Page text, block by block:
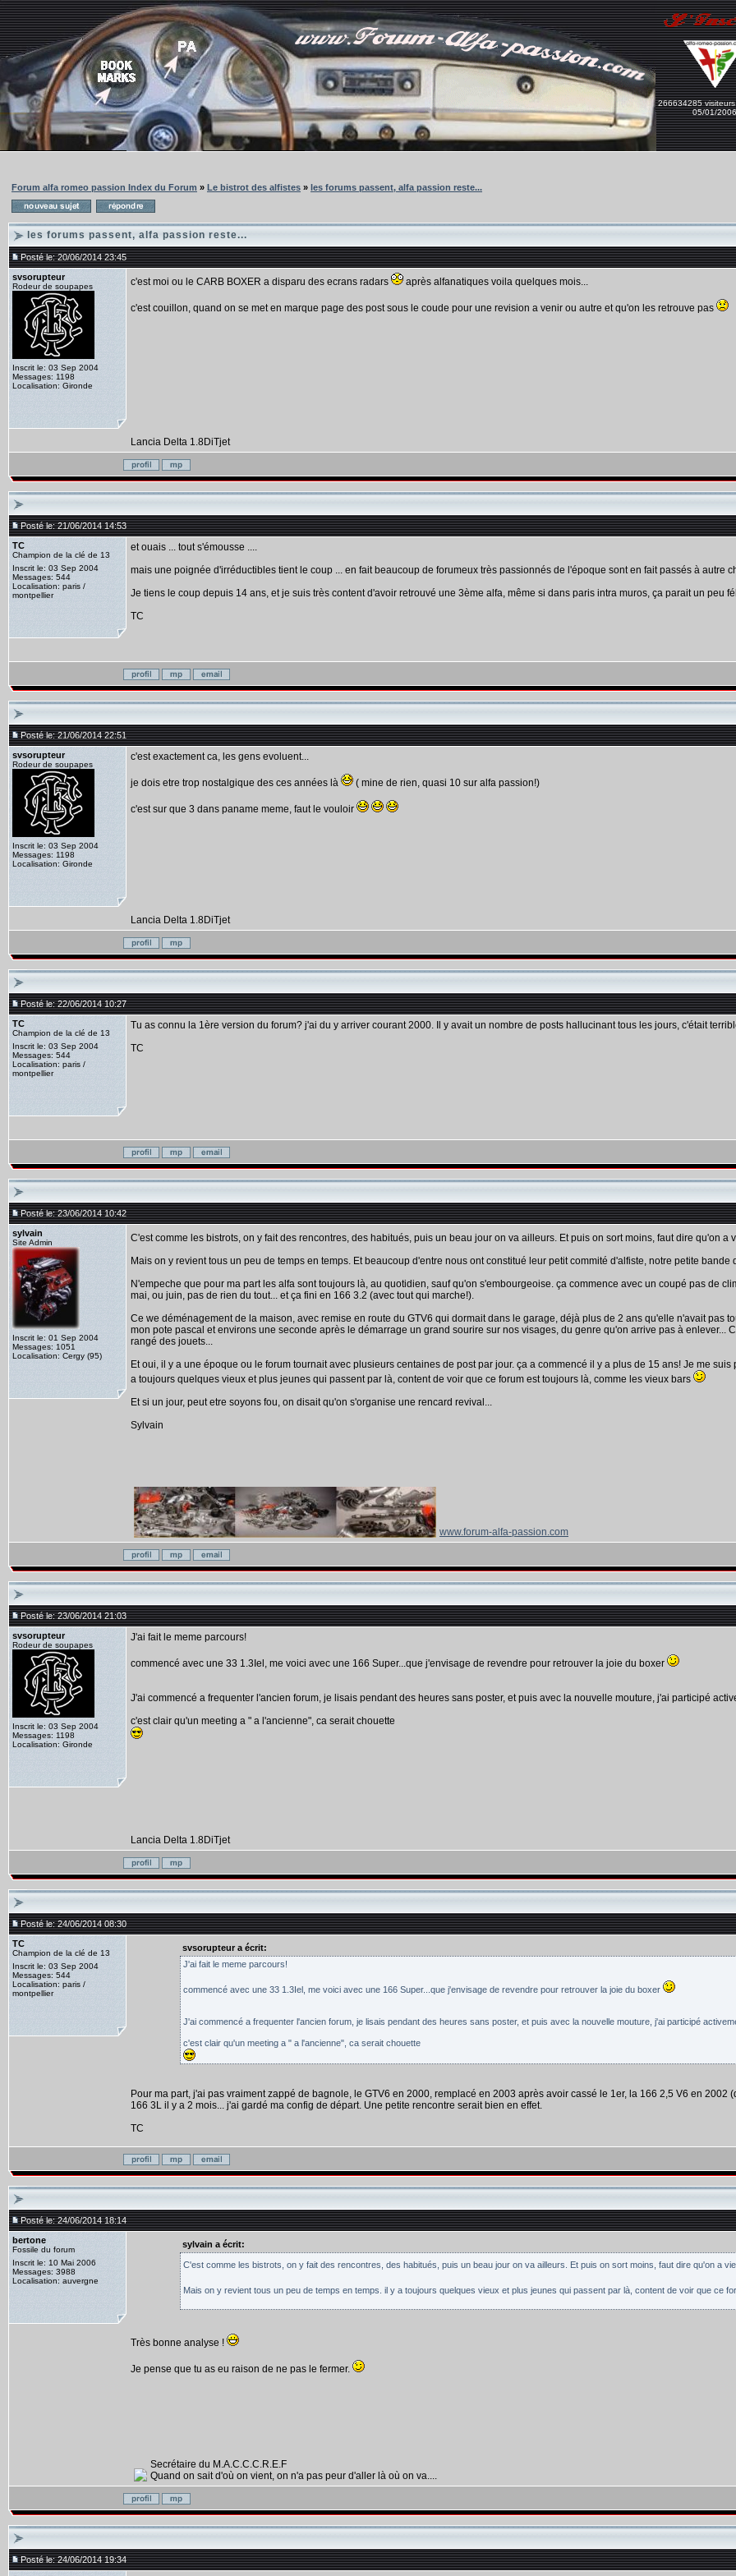
266634285
05/01/2006
Forum alfa romeo passion Index du Forum » Le bistrot des alfistes » les forums passent, alfa passion reste...
les forums passent, alfa passion reste...
Posté le: 20/06/2014 23:45
svsorupteur
Rodeur de soupapes
Inscrit le: 03 Sep 2004
Messages: 1198
Localisation: Gironde
c'est moi ou le CARB BOXER a disparu des ecrans radars après alfanatiques voila quelques mois...
c'est couillon, quand on se met en marque page des post sous le coude pour une revision a venir ou autre et qu'on les retrouve pas
Lancia Delta 1.8DiTjet
Posté le: 21/06/2014 14:53
TC
Champion de la clé de 13
Inscrit le: 03 Sep 2004
Messages: 544
Localisation: paris /
montpellier
et ouais ... tout s'émousse ....
mais une poignée d'irréductibles tient le coup ... en fait beaucoup de forumeux très passionnés de l'époque sont en fait passés à autre
Je tiens le coup depuis 14 ans, et je suis très content d'avoir retrouvé une 3ème alfa, même si dans paris intra muros, ça parait un peu
TC
Posté le: 21/06/2014 22:51
svsorupteur
Rodeur de soupapes
Inscrit le: 03 Sep 2004
Messages: 1198
Localisation: Gironde
c'est exactement ca, les gens evoluent...
je dois etre trop nostalgique des ces années là ( mine de rien, quasi 10 sur alfa passion!)
c'est sur que 3 dans paname meme, faut le vouloir
Lancia Delta 1.8DiTjet
Posté le: 22/06/2014 10:27
TC
Champion de la clé de 13
Inscrit le: 03 Sep 2004
Messages: 544
Localisation: paris /
montpellier
Tu as connu la 1ère version du forum? j'ai du y arriver courant 2000. Il y avait un nombre de posts hallucinant tous les jours, c'était
TC
Posté le: 23/06/2014 10:42
sylvain
Site Admin
Inscrit le: 01 Sep 2004
Messages: 1051
Localisation: Cergy (95)
C'est comme les bistrots, on y fait des rencontres, des habitués, puis un beau jour on va ailleurs. Et puis on sort moins, faut dire qu'on a
Mais on y revient tous un peu de temps en temps. Et beaucoup d'entre nous ont constitué leur petit commité d'alfiste, notre petite bande
N'empeche que pour ma part les alfa sont toujours là, au quotidien, sauf qu'on s'embourgeoise. ça commence avec un coupé pas de
mai, ou juin, pas de rien du tout... et ça fini en 166 3.2 (avec tout qui marche!).
Ce we déménagement de la maison, avec remise en route du GTV6 qui dormait dans le garage, déjà plus de 2 ans qu'elle n'avait pas
mon pote pascal et environs une seconde après le démarrage un grand sourire sur nos visages, du genre qu'on arrive pas à
rangé des jouets...
Et oui, il y a une époque ou le forum tournait avec plusieurs centaines de post par jour. ça a commencé il y a plus de 15 ans! Je me
a toujours quelques vieux et plus jeunes qui passent par là, content de voir que ce forum est toujours là, comme les vieux bars
Et si un jour, peut etre soyons fou, on disait qu'on s'organise une rencard revival...
Sylvain
www.forum-alfa-passion.com
Posté le: 23/06/2014 21:03
svsorupteur
Rodeur de soupapes
Inscrit le: 03 Sep 2004
Messages: 1198
Localisation: Gironde
J'ai fait le meme parcours!
commencé avec une 33 1.3Iel, me voici avec une 166 Super...que j'envisage de revendre pour retrouver la joie du boxer
J'ai commencé a frequenter l'ancien forum, je lisais pendant des heures sans poster, et puis avec la nouvelle mouture, j'ai participé
c'est clair qu'un meeting a " a l'ancienne", ca serait chouette
Lancia Delta 1.8DiTjet
Posté le: 24/06/2014 08:30
TC
Champion de la clé de 13
Inscrit le: 03 Sep 2004
Messages: 544
Localisation: paris /
montpellier
svsorupteur a écrit:
J'ai fait le meme parcours!
commencé avec une 33 1.3Iel, me voici avec une 166 Super...que j'envisage de revendre pour retrouver la joie du boxer
J'ai commencé a frequenter l'ancien forum, je lisais pendant des heures sans poster, et puis avec la nouvelle mouture, j'ai participé
c'est clair qu'un meeting a " a l'ancienne", ca serait chouette
Pour ma part, j'ai pas vraiment zappé de bagnole, le GTV6 en 2000, remplacé en 2003 après avoir cassé le 1er, la 166 2,5 V6 en
166 3L il y a 2 mois... j'ai gardé ma config de départ. Une petite rencontre serait bien en effet.
TC
Posté le: 24/06/2014 18:14
bertone
Fossile du forum
Inscrit le: 10 Mai 2006
Messages: 3988
Localisation: auvergne
sylvain a écrit:
C'est comme les bistrots, on y fait des rencontres, des habitués, puis un beau jour on va ailleurs. Et puis on sort moins, faut dire qu'on a
Mais on y revient tous un peu de temps en temps. il y a toujours quelques vieux et plus jeunes qui passent par là, content de voir que ce
Très bonne analyse !
Je pense que tu as eu raison de ne pas le fermer.
Secrétaire du M.A.C.C.C.R.E.F
Quand on sait d'où on vient, on n'a pas peur d'aller là où on va....
Posté le: 24/06/2014 19:34